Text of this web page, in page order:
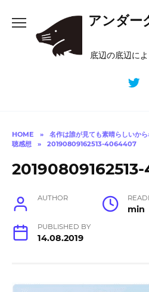
content
アンダー
底辺の底辺に
HOME »
名作は誰が見ても素晴らしいか
聴感想
» 20190809162513-4064407
AUTHOR
min
PUBLISHED BY
14.08.2019